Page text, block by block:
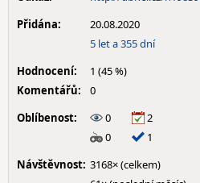
Přidána:
20.08.2020
5 let a 355 dní
Hodnocení:
1 (45 %)
Komentářů:
0
Oblíbenost:
0
2
0
1
Návštěvnost: 3168× (celkem)